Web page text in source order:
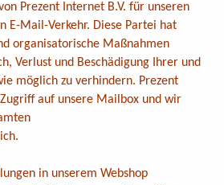
Prezent Internet B.V. für unseren
E-Mail-Verkehr. Diese Partei hat
organisatorische Maßnahmen
Verlust und Beschädigung Ihrer und
möglich zu verhindern. Prezent
Zugriff auf unsere Mailbox und wir
in unserem Webshop